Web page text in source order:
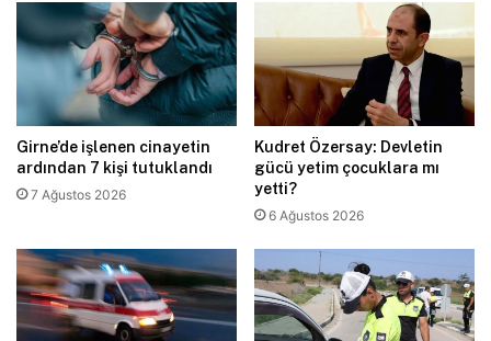
Girne’de işlenen cinayetin
ardından 7 kişi tutuklandı
7 Ağustos 2026
Kudret Özersay: Devletin
gücü yetim çocuklara mı
yetti?
6 Ağustos 2026